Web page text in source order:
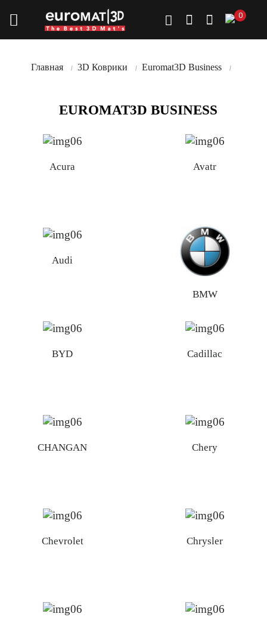
0
Главная 3D Коврики Euromat3D Business
EUROMAT3D BUSINESS
Acura Avatr
Audi
BMW
BYD Cadillac
CHANGAN Chery
Chevrolet Chrysler